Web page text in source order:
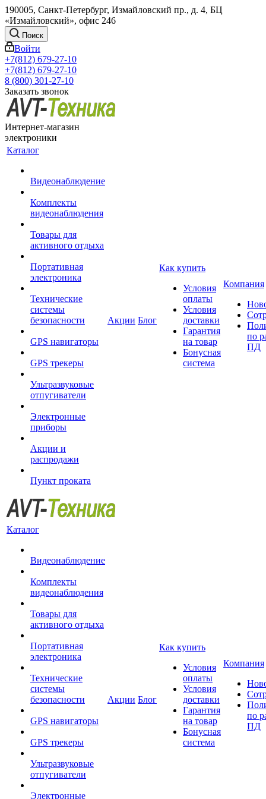
190005, Санкт-Петербург, Измайловский пр., д. 4, БЦ
«Измайловский», офис 246
Поиск
Войти
+7(812) 679-27-10
+7(812) 679-27-10
8 (800) 301-27-10
Заказать звонок
Интернет-магазин
электроники
Каталог
Видеонаблюдение
Комплекты
видеонаблюдения
Товары для
активного отдыха
Портативная
электроника
Технические
системы
безопасности
GPS навигаторы
GPS трекеры
Ультразвуковые
отпугиватели
Электронные
приборы
Акции и
распродажи
Пункт проката
Акции Блог
Как купить
Условия
оплаты
Условия
доставки
Гарантия
на товар
Бонусная
система
Компания
по
ПД
Каталог
Видеонаблюдение
Комплекты
видеонаблюдения
Товары для
активного отдыха
Портативная
электроника
Технические
системы
безопасности
GPS навигаторы
GPS трекеры
Ультразвуковые
отпугиватели
Электронные
Акции Блог
Как купить
Условия
оплаты
Условия
доставки
Гарантия
на товар
Бонусная
система
Компания
по
ПД